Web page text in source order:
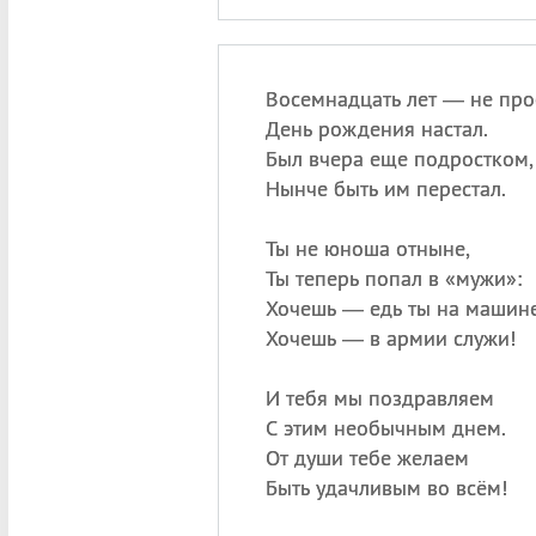
Восемнадцать лет — не
День рождения настал.
Был вчера еще подростком,
Нынче быть им перестал.
Ты не юноша отныне,
Ты теперь попал в «мужи»:
Хочешь — едь ты на
Хочешь — в армии служи!
И тебя мы поздравляем
С этим необычным днем.
От души тебе желаем
Быть удачливым во всём!